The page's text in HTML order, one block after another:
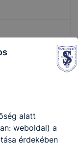
alatt
weboldal) a
érdekében